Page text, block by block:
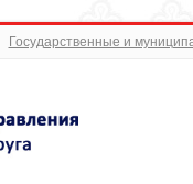
Государственные и